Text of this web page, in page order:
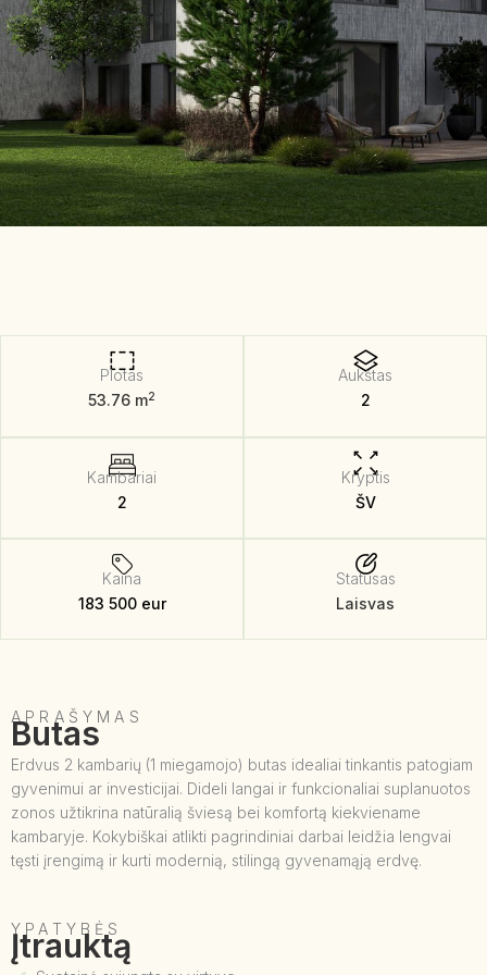
Plotas
53.76 m2
Aukštas
2
Kambariai
2
Kryptis
ŠV
Kaina
183 500 eur
Statusas
Laisvas
APRAŠYMAS
Butas
Erdvus 2 kambarių (1 miegamojo) butas idealiai tinkantis patogiam
gyvenimui ar investicijai. Dideli langai ir funkcionaliai suplanuotos
zonos užtikrina natūralią šviesą bei komfortą kiekviename
kambaryje. Kokybiškai atlikti pagrindiniai darbai leidžia lengvai
tęsti įrengimą ir kurti modernią, stilingą gyvenamąją erdvę.
YPATYBĖS
Įtrauktą